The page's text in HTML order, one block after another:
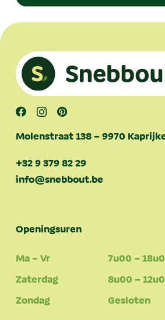
Molenstraat 138 – 9970
+32 9 379 82 29
info@snebbout.be
Openingsuren
Ma – Vr
7u00 –
Zaterdag
8u00 –
Zondag
Gesloten